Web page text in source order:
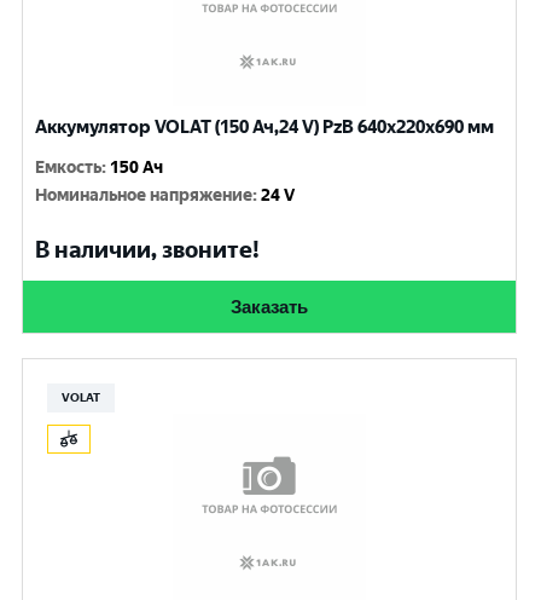
Аккумулятор VOLAT (150 Ач,24 V) PzB 640x220x690 мм
Емкость: 150 Ач
Номинальное напряжение:24 V
В наличии, звоните!
Заказать
VOLAT